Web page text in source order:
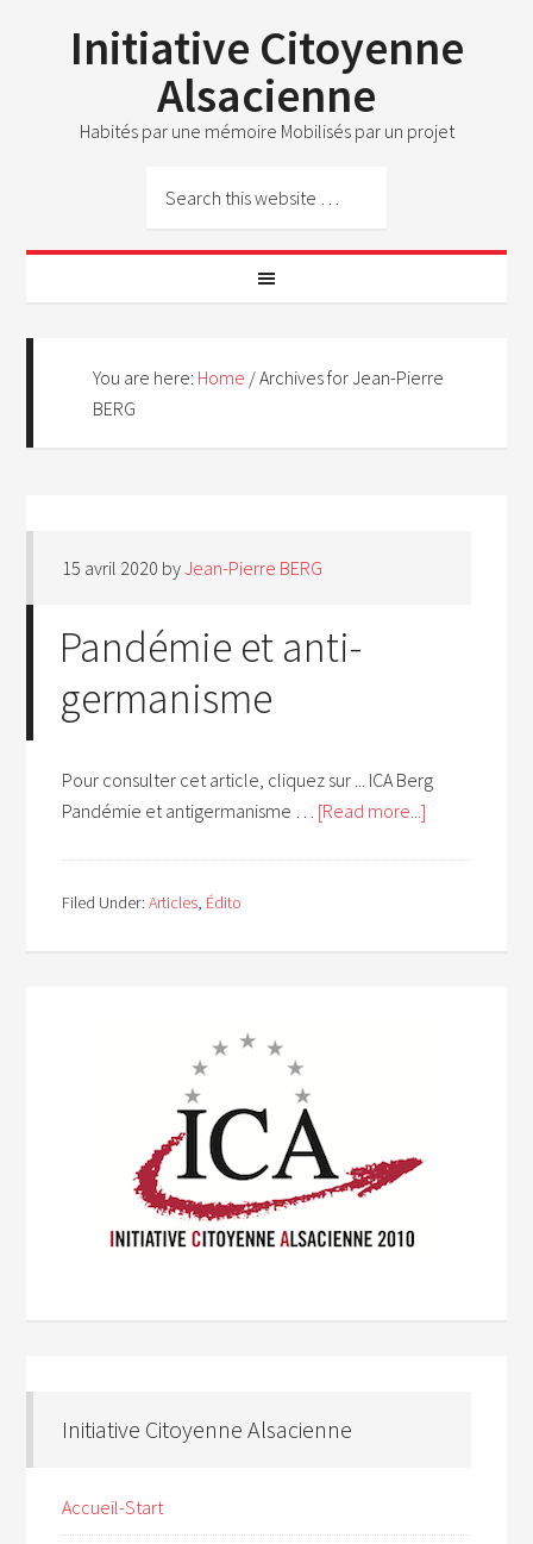
Initiative Citoyenne
Alsacienne
Habités par une mémoire Mobilisés par un projet
You are here: Home /Archives for Jean-Pierre
BERG
15 avril 2020 byJean-Pierre BERG
Pandémie et anti-
germanisme
Pour consulter cet article, cliquez sur ... ICA Berg
Pandémie et antigermanisme … [Read more...]
Filed Under:Articles, Édito
Initiative Citoyenne Alsacienne
Accueil-Start